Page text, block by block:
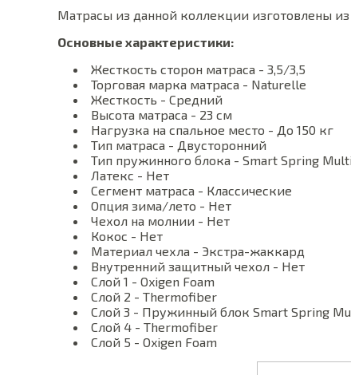
Матрасы из данной коллекции изготовлены
Основные характеристики:
Жесткость сторон матраса - 3,5/3,5
Торговая марка матраса - Naturelle
Жесткость - Средний
Высота матраса - 23 см
Нагрузка на спальное место - До 150 кг
Тип матраса - Двусторонний
Тип пружинного блока - Smart Spring
Латекс - Нет
Сегмент матраса - Классические
Опция зима/лето - Нет
Чехол на молнии - Нет
Кокос - Нет
Материал чехла - Экстра-жаккард
Внутренний защитный чехол - Нет
Слой 1 - Oxigen Foam
Слой 2 - Thermofiber
Слой 3 - Пружинный блок Smart Spring
Слой 4 - Thermofiber
Слой 5 - Oxigen Foam